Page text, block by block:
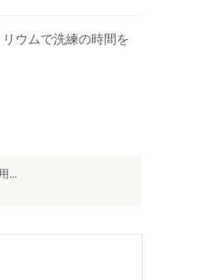
ウムで洗練の時間を
...